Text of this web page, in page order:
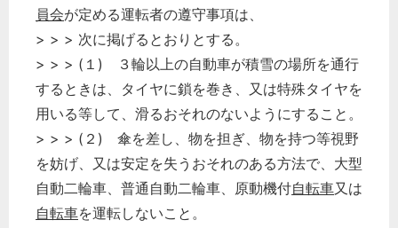
員会が定める運転者の遵守事項は、
> > > 次に掲げるとおりとする。
> > > (１) ３輪以上の自動車が積雪の場所を通行
するときは、タイヤに鎖を巻き、又は特殊タイヤを
用いる等して、滑るおそれのないようにすること。
> > > (２) 傘を差し、物を担ぎ、物を持つ等視野
を妨げ、又は安定を失うおそれのある方法で、大型
自動二輪車、普通自動二輪車、原動機付自転車又は
自転車を運転しないこと。